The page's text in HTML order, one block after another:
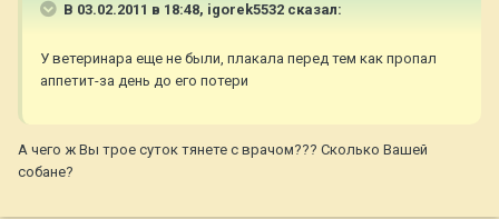
В 03.02.2011 в 18:48, igorek5532 сказал:
У ветеринара еще не были, плакала перед тем как пропал
аппетит-за день до его потери
А чего ж Вы трое суток тянете с врачом??? Сколько Вашей
собане?